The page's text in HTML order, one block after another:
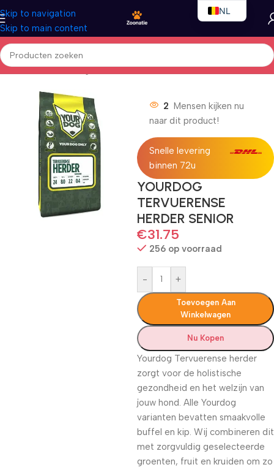
Skip to navigation
Skip to main content
Home/Honden/Droogvoer
2 Mensen kijken nu
naar dit product!
Snelle levering
binnen 72u
YOURDOG
TERVUERENSE
HERDER SENIOR
€31.75
256 op voorraad
- +
Toevoegen Aan
Winkelwagen
Nu Kopen
Yourdog Tervuerense herder
zorgt voor de holistische
gezondheid en het welzijn van
jouw hond. Alle Yourdog
varianten bevatten smaakvolle
buffel en kip. Wij combineren dit
met zorgvuldig geselecteerde
groenten, fruit en kruiden om zo
NL